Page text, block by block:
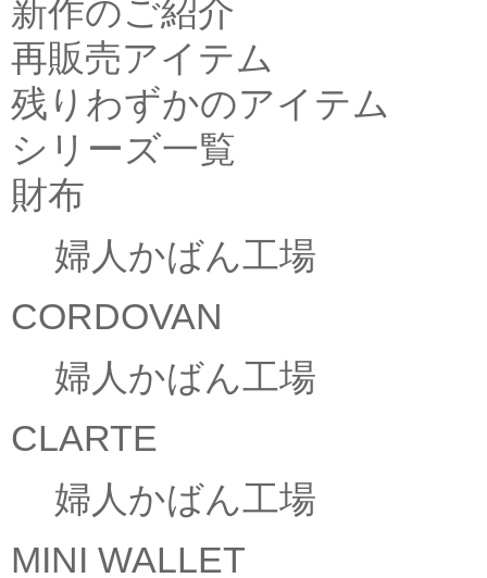
新作のご紹介
再販売アイテム
残りわずかのアイテム
シリーズ一覧
財布
婦人かばん工場
CORDOVAN
婦人かばん工場
CLARTE
婦人かばん工場
MINI WALLET